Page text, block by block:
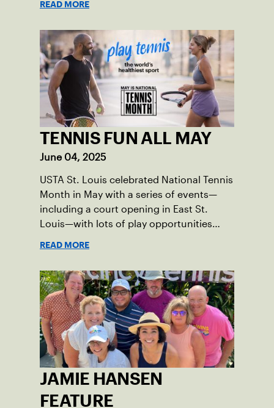
READ MORE
TENNIS FUN ALL MAY
June 04, 2025
USTA St. Louis celebrated National Tennis
Month in May with a series of events—
including a court opening in East St.
Louis—with lots of play opportunities
READ MORE
JAMIE HANSEN
FEATURE